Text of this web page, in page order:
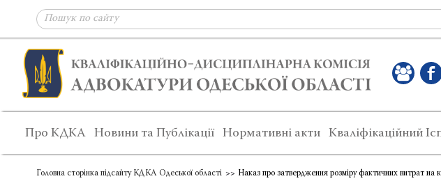
Про КДКА Новини та Публікації Нормативні акти Кваліфікаційний
Головна сторінка підсайту КДКА Одеської області Наказ про затвердження розміру фактичних витрат на